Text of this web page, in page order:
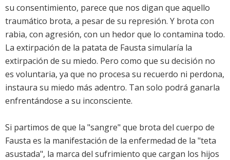
su consentimiento, parece que nos digan que aquello
traumático brota, a pesar de su represión. Y brota con
rabia, con agresión, con un hedor que lo contamina todo.
La extirpación de la patata de Fausta simularía la
extirpación de su miedo. Pero como que su decisión no
es voluntaria, ya que no procesa su recuerdo ni perdona,
instaura su miedo más adentro. Tan solo podrá ganarla
enfrentándose a su inconsciente.
Si partimos de que la "sangre" que brota del cuerpo de
Fausta es la manifestación de la enfermedad de la "teta
asustada", la marca del sufrimiento que cargan los hijos